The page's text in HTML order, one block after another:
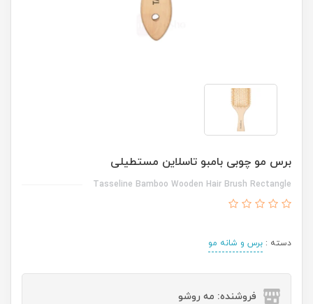
برس مو چوبی بامبو تاسلاین مستطیلی
Tasseline Bamboo Wooden Hair Brush Rectangle
دسته : برس و شانه مو
فروشنده: مه رو‌شو